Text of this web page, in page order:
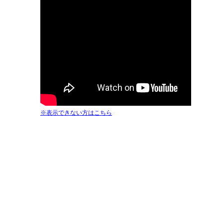
※表示できない方はこちら